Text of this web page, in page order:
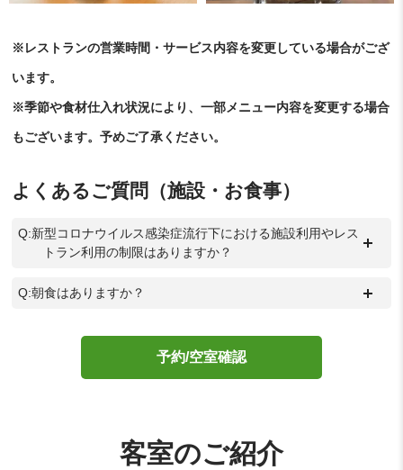
※レストランの営業時間・サービス内容を変更している場合がござ
います。
※季節や食材仕入れ状況により、一部メニュー内容を変更する場合
もございます。予めご了承ください。
よくあるご質問（施設・お食事）
Q:新型コロナウイルス感染症流行下における施設利用やレス
トラン利用の制限はありますか？
Q:朝食はありますか？
予約/空室確認
客室のご紹介